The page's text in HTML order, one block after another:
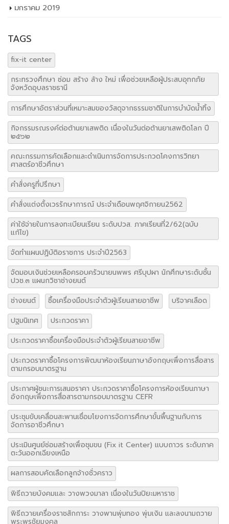
TAGS
กระทรวงศึกษา ซ่อม สร้าง ล้าง ใหม่ เพื่อช่วยเหลือผู้ประสบอุทกภัย
จังหวัดอุบลราชธานี
การศึกษาอัตราส่วนที่เหมาะสมของวัสดุจากธรรมชาติในการบำบัดน้ำทิ้ง
กิจกรรมรณรงค์ต่อต้านยาเสพติด เนื่องในวันต่อต้านยาเสพติดโลก ปี
๒๕๖๒
คณะกรรมการคัดเลือกและดำเนินการจัดการประกวดโคงการวิทยา
ศาสตร์อาชีวศึกษา
คำสั่งครูที่ปรึกษา
คำสั่งแต่งตั้งเวรรักษาการณ์ ประจำเดือนพฤศจิกายน2562
ค่าใช้จ่ายในการลงทะเบียนเรียน ระดับปวส. ภาคเรียนที่2/62(ฉบับ
แก้ไข)
จัดทำแผนปฏิบัติอราชการ ประจำปี2563
จัดมอบเงินช่วยเหลือครอบครัวนายนพพร ศรีบุปผา นักศึกษาระดับชั้น
ปวช.๓ แผนกวิชาช่างยนต์
ช่างยนต์
ซื้อเครื่องมือประจำตัวผู้เรียนสายอาชีพ
บริจาคเลือด
ปฐมนิเทศ
ประกวดราคา
ประกวดราคาซื้อเครื่องมือประจำตัวผู้เรียนสายอาชีพ
ประกวดราคาซื้อโครงการพัฒนาห้องเรียนภาษาอังกฤษเพื่อการสื่อสาร
ตามกรอบมาตรฐาน
ประกาศผู้ชนะการเสนอราคา ประกวดราคาซื้อโครงการห้องเรียนภาษา
อังกฤษเพื่อการสื่อสารตามกรอบมาตรฐาน CEFR
ประชุมขับเคลื่อนสะพานเชื่อมโยงการจัดการศึกษาขั้นพื้นฐานกับการ
จัดการอาชีวศึกษา
ประเมินศูนย์ซ่อมสร้างเพื่อชุมขน (Fix it Center) แบบถาวร ระดับภาค
ตะวันออกเฉียงเหนือ
ผลการสอบคัดเลือกลูกจ้างชั่วคราว
พิธีถวายบังคมและ วางพวงมาลา เนื่องในวันปิยะมหาราช
พิธีถวายเครื่องราชสักการะ วางพานพุ่มทอง พุ่มเงิน และลงนามถวาย
พระพรชัยมงคล
พิธีลงนามถวายพระพรชัยมงคลสมเด็จพระนางเจ้าสุทิดา พัชรสุธาพิมล
ลักษณ พระบรมราชินี